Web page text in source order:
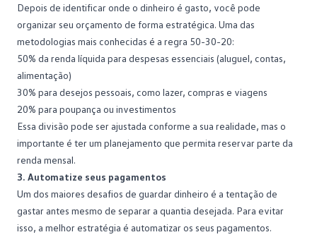
Depois de identificar onde o dinheiro é gasto, você pode
organizar seu orçamento de forma estratégica. Uma das
metodologias mais conhecidas é a regra 50-30-20:
50% da renda líquida para despesas essenciais (aluguel, contas,
alimentação)
30% para desejos pessoais, como lazer, compras e viagens
20% para poupança ou investimentos
Essa divisão pode ser ajustada conforme a sua realidade, mas o
importante é ter um planejamento que permita reservar parte da
renda mensal.
3. Automatize seus pagamentos
Um dos maiores desafios de guardar dinheiro é a tentação de
gastar antes mesmo de separar a quantia desejada. Para evitar
isso, a melhor estratégia é automatizar os seus pagamentos.